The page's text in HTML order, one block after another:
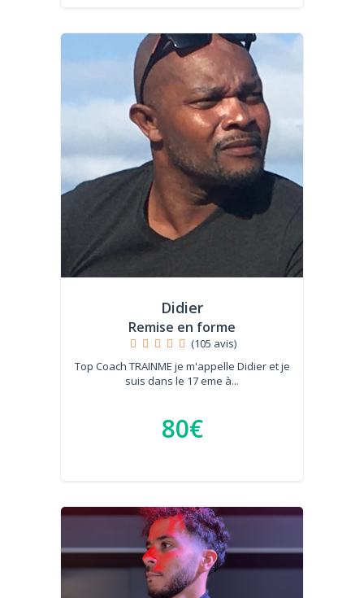
Didier
Remise en forme
(105 avis)
Top Coach TRAINME je m'appelle Didier et je
suis dans le 17 eme à...
80€